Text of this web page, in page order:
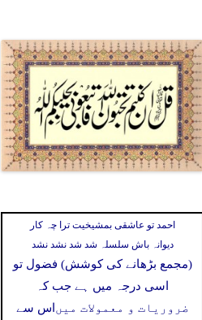
احمد تو عاشقی بمشیخیت ترا چہ کار
دیوانہ باش سلسلہ شد شد نشد نشد
(مجمع بڑھانے کی کوشش) فضول تو
اسی درجہ میں ہے جب کہ
اس سے ضروریات و معمولات میں